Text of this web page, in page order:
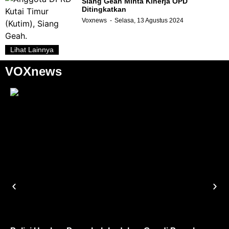
Ditingkatkan
Voxnews Selasa, 13 Agustus 2024
Lihat Lainnya
VOXnews